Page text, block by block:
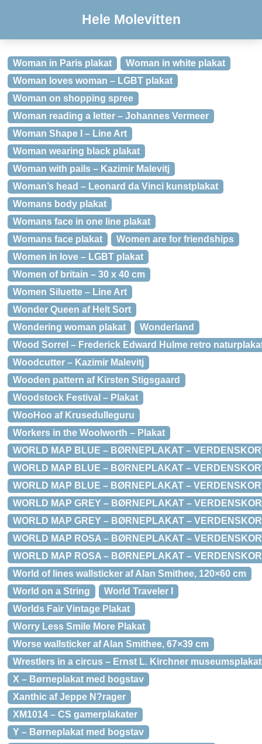
Hele Molevitten
Woman in Paris plakat
Woman in white plakat
Woman loves woman – LGBT plakat
Woman on shopping spree
Woman reading a letter – Johannes Vermeer
Woman Shape I – Line Art
Woman wearing black plakat
Woman with pails – Kazimir Malevitj
Woman’s head – Leonard da Vinci kunstplakat
Womans body plakat
Womans face in one line plakat
Womans face plakat
Women are for friendships
Women in love – LGBT plakat
Women of britain – 30 x 40 cm
Women Siluette – Line Art
Wonder Queen af Helt Sort
Wondering woman plakat
Wonderland
Wood Sorrel – Frederick Edward Hulme retro
Woodcutter – Kazimir Malevitj
Wooden pattern af Kirsten Stigsgaard
Woodstock Festival – Plakat
WooHoo af Krusedulleguru
Workers in the Woolworth – Plakat
WORLD MAP BLUE – BØRNEPLAKAT –
WORLD MAP BLUE – BØRNEPLAKAT –
WORLD MAP BLUE – BØRNEPLAKAT –
WORLD MAP GREY – BØRNEPLAKAT –
WORLD MAP GREY – BØRNEPLAKAT –
WORLD MAP ROSA – BØRNEPLAKAT –
WORLD MAP ROSA – BØRNEPLAKAT –
World of lines wallsticker af Alan Smithee, 120×60 cm
World on a String
World Traveler I
Worlds Fair Vintage Plakat
Worry Less Smile More Plakat
Worse wallsticker af Alan Smithee, 67×39 cm
Wrestlers in a circus – Ernst L. Kirchner museumsplakat
X – Børneplakat med bogstav
Xanthic af Jeppe N?rager
XM1014 – CS gamerplakater
Y – Børneplakat med bogstav